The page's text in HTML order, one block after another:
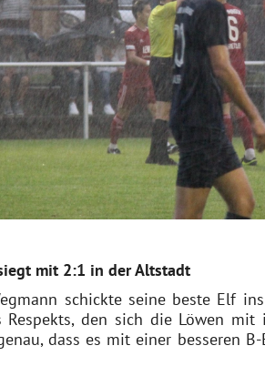
mit 2:1 in der Altstadt
schickte seine beste Elf
den sich die Löwen
dass es mit einer besseren